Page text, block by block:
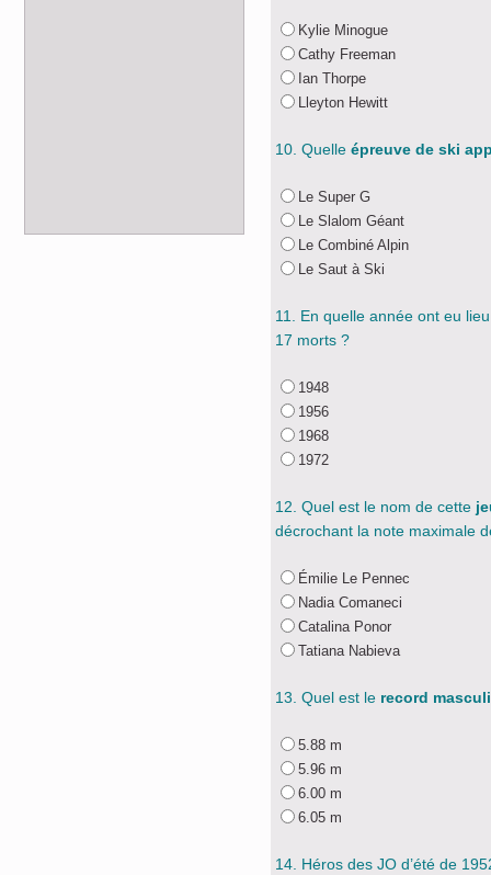
Kylie Minogue
Cathy Freeman
Ian Thorpe
Lleyton Hewitt
10. Quelle épreuve de ski
Le Super G
Le Slalom Géant
Le Combiné Alpin
Le Saut à Ski
11. En quelle année ont eu
17 morts ?
1948
1956
1968
1972
12. Quel est le nom de cette
décrochant la note maximale
Émilie Le Pennec
Nadia Comaneci
Catalina Ponor
Tatiana Nabieva
13. Quel est le record
5.88 m
5.96 m
6.00 m
6.05 m
14. Héros des JO d’été de